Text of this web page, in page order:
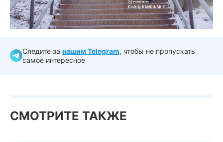
Следите за нашим Telegram, чтобы не пропускать
самое интересное
СМОТРИТЕ ТАКЖЕ